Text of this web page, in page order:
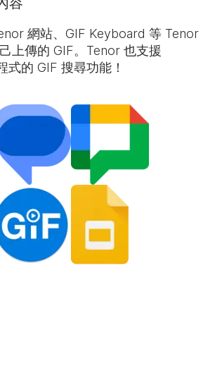
網站、 GIF Keyboard 等 Tenor
上傳的 GIF。Tenor 也支援
式的 GIF 搜尋功能！